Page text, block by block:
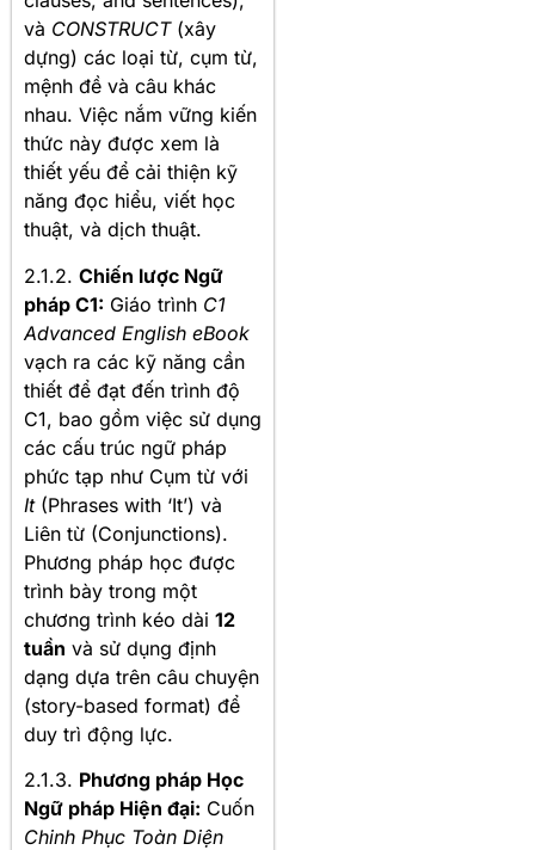
và CONSTRUCT(xây
dựng) các loại từ, cụm từ,
mệnh đề và câu khác
nhau. Việc nắm vững kiến
thức này được xem là
thiết yếu để cải thiện kỹ
năng đọc hiểu, viết học
thuật, và dịch thuật.
2.1.2. Chiến lược Ngữ
pháp C1: Giáo trình C1
Advanced English eBook
vạch ra các kỹ năng cần
thiết để đạt đến trình độ
C1, bao gồm việc sử dụng
các cấu trúc ngữ pháp
phức tạp như Cụm từ với
It(Phrases with ‘It’) và
Liên từ (Conjunctions).
Phương pháp học được
trình bày trong một
chương trình kéo dài 12
tuần và sử dụng định
dạng dựa trên câu chuyện
(story-based format) để
duy trì động lực.
2.1.3. Phương pháp Học
Ngữ pháp Hiện đại: Cuốn
Chinh Phục Toàn Diện